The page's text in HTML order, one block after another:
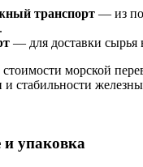
транспорт — из
— для доставки сырья
морской
стабильности
упаковка